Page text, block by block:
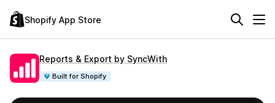
Shopify App Store
Reports & Export by SyncWith
Built for Shopify